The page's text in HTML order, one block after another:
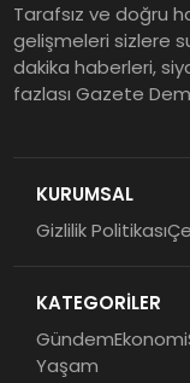
Tarafsız ve doğru
gelişmeleri sizlere
dakika haberleri,
fazlası Gazete
KURUMSAL
Gizlilik Politikası
KATEGORİLER
GündemEkonomi
Yaşam